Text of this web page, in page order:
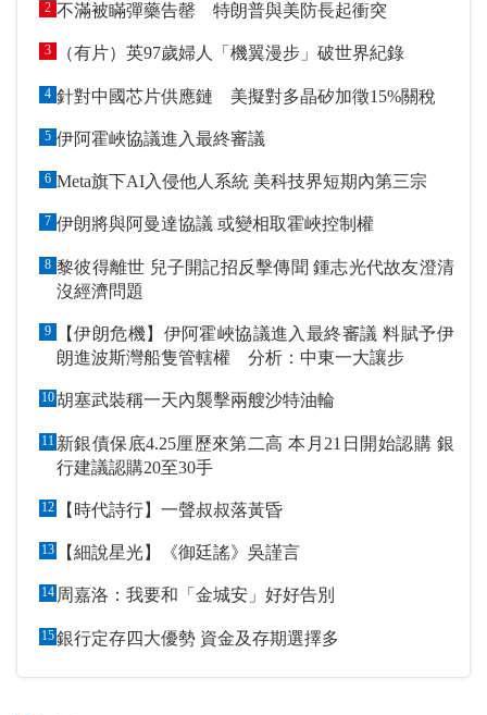
2 不滿被瞞彈藥告罄 特朗普與美防長起衝突
3 （有片）英97歲婦人「機翼漫步」破世界紀錄
4 針對中國芯片供應鏈 美擬對多晶矽加徵15%關稅
5 伊阿霍峽協議進入最終審議
6 Meta旗下AI入侵他人系統 美科技界短期內第三宗
7 伊朗將與阿曼達協議 或變相取霍峽控制權
8 黎彼得離世 兒子開記招反擊傳聞 鍾志光代故友澄清
沒經濟問題
9
【伊朗危機】伊阿霍峽協議進入最終審議 料賦予伊
朗進波斯灣船隻管轄權 分析：中東一大讓步
10胡塞武裝稱一天內襲擊兩艘沙特油輪
11 新銀債保底4.25厘歷來第二高 本月21日開始認購 銀
行建議認購20至30手
12 【時代詩行】一聲叔叔落黃昏
13 【細說星光】《御廷謠》吳謹言
14 周嘉洛：我要和「金城安」好好告別
15 銀行定存四大優勢 資金及存期選擇多